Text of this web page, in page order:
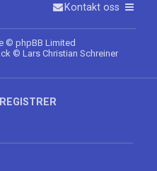
Kontakt oss
© phpBB Limited
© Lars Christian Schreiner
REGISTRER